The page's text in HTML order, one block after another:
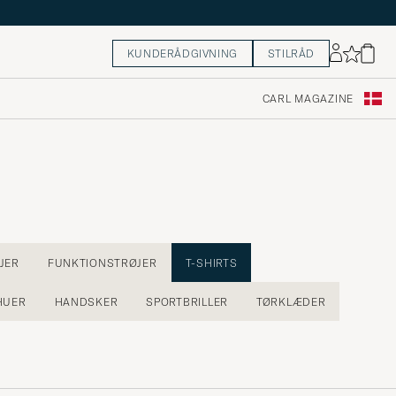
KUNDERÅDGIVNING STILRÅD
CARL MAGAZINE
FUNKTIONSTRØJER T-SHIRTS
HANDSKER SPORTBRILLER TØRKLÆDER